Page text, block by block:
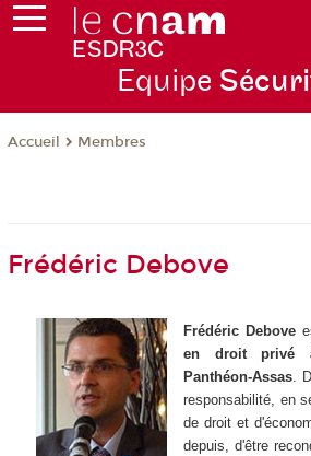
Equipe
Accueil Membres
Frédéric Debove
Frédéric Debove
en droit privé
Panthéon-Assas.
responsabilité, en
de droit et
depuis, d'être